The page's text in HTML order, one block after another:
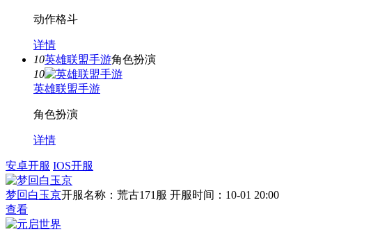
动作格斗
详情
10英雄联盟手游角色扮演
10
英雄联盟手游
角色扮演
详情
安卓开服 IOS开服
梦回白玉京开服名称：荒古171服 开服时间：10-01 20:00
查看